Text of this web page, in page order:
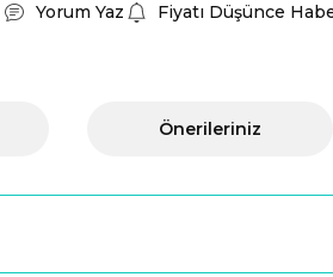
Yorum Yaz Fiyatı Düşünce
Önerileriniz